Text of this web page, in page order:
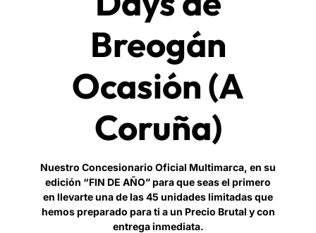
Breogán
Ocasión (A
Coruña)
Nuestro Concesionario Oficial Multimarca, en su
edición “FIN DE AÑO” para que seas el primero
en llevarte una de las 45 unidades limitadas que
hemos preparado para ti a un Precio Brutal y con
entrega inmediata.